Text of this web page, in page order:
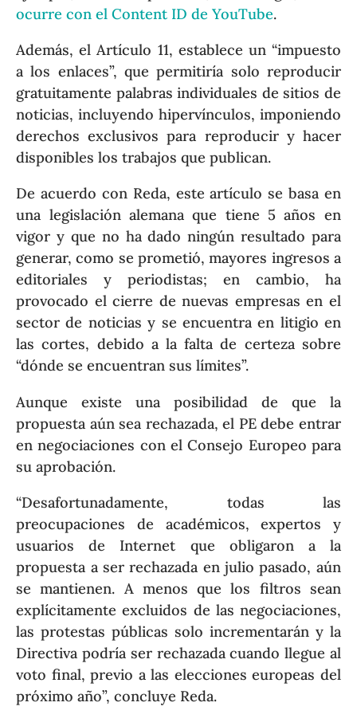
ocurre con el Content ID de YouTube.
Además, el Artículo 11, establece un “impuesto
a los enlaces”, que permitiría solo reproducir
gratuitamente palabras individuales de sitios de
noticias, incluyendo hipervínculos, imponiendo
derechos exclusivos para reproducir y hacer
disponibles los trabajos que publican.
De acuerdo con Reda, este artículo se basa en
una legislación alemana que tiene 5 años en
vigor y que no ha dado ningún resultado para
generar, como se prometió, mayores ingresos a
editoriales y periodistas; en cambio, ha
provocado el cierre de nuevas empresas en el
sector de noticias y se encuentra en litigio en
las cortes, debido a la falta de certeza sobre
“dónde se encuentran sus límites”.
Aunque existe una posibilidad de que la
propuesta aún sea rechazada, el PE debe entrar
en negociaciones con el Consejo Europeo para
su aprobación.
“Desafortunadamente, todas las
preocupaciones de académicos, expertos y
usuarios de Internet que obligaron a la
propuesta a ser rechazada en julio pasado, aún
se mantienen. A menos que los filtros sean
explícitamente excluidos de las negociaciones,
las protestas públicas solo incrementarán y la
Directiva podría ser rechazada cuando llegue al
voto final, previo a las elecciones europeas del
próximo año”, concluye Reda.